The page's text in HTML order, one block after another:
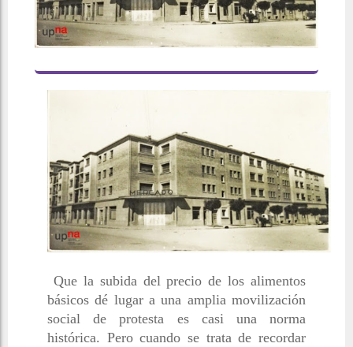
Que la subida del precio de los alimentos
básicos dé lugar a una amplia movilización
social de protesta es casi una norma
histórica. Pero cuando se trata de recordar